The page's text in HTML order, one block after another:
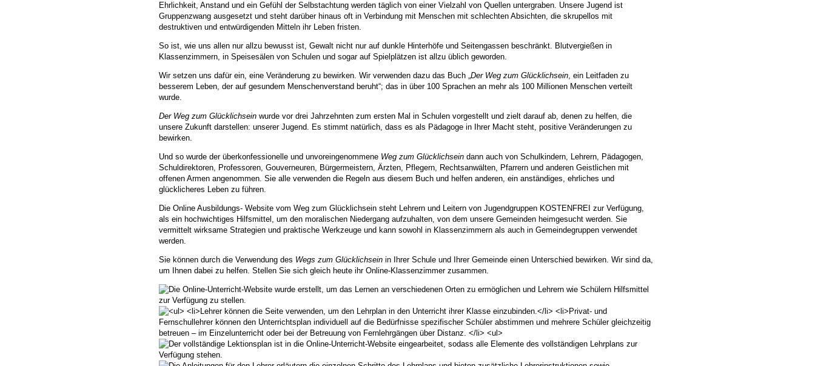
Ehrlichkeit, Anstand und ein Gefühl der Selbstachtung werden täglich von einer Vielzahl von Quellen untergraben. Unsere Jugend ist
Gruppenzwang ausgesetzt und steht darüber hinaus oft in Verbindung mit Menschen mit schlechten Absichten, die skrupellos mit
destruktiven und entwürdigenden Mitteln ihr Leben fristen.
So ist, wie uns allen nur allzu bewusst ist, Gewalt nicht nur auf dunkle Hinterhöfe und Seitengassen beschränkt. Blutvergießen in
Klassenzimmern, in Speisesälen von Schulen und sogar auf Spielplätzen ist allzu üblich geworden.
Wir setzen uns dafür ein, eine Veränderung zu bewirken. Wir verwenden dazu das Buch „Der Weg zum Glücklichsein, ein Leitfaden zu
besserem Leben, der auf gesundem Menschenverstand beruht“; das in über 100 Sprachen an mehr als 100 Millionen Menschen verteilt
wurde.
Der Weg zum Glücklichsein wurde vor drei Jahrzehnten zum ersten Mal in Schulen vorgestellt und zielt darauf ab, denen zu helfen, die
unsere Zukunft darstellen: unserer Jugend. Es stimmt natürlich, dass es als Pädagoge in Ihrer Macht steht, positive Veränderungen zu
bewirken.
Und so wurde der überkonfessionelle und unvoreingenommene Weg zum Glücklichsein dann auch von Schulkindern, Lehrern, Pädagogen,
Schuldirektoren, Professoren, Gouverneuren, Bürgermeistern, Ärzten, Pflegern, Rechtsanwälten, Pfarrern und anderen Geistlichen mit
offenen Armen angenommen. Sie alle verwenden die Regeln aus diesem Buch und helfen anderen, ein anständiges, ehrliches und
glücklicheres Leben zu führen.
Die Online Ausbildungs- Website vom Weg zum Glücklichsein steht Lehrern und Leitern von Jugendgruppen KOSTENFREI zur Verfügung,
als ein hochwichtiges Hilfsmittel, um den moralischen Niedergang aufzuhalten, von dem unsere Gemeinden heimgesucht werden. Sie
vermittelt wirksame Strategien und praktische Werkzeuge und kann sowohl in Klassenzimmern als auch in Gemeindegruppen verwendet
werden.
Sie können durch die Verwendung des Wegs zum Glücklichsein in Ihrer Schule und Ihrer Gemeinde einen Unterschied bewirken. Wir sind da,
um Ihnen dabei zu helfen. Stellen Sie sich gleich heute ihr Online-Klassenzimmer zusammen.